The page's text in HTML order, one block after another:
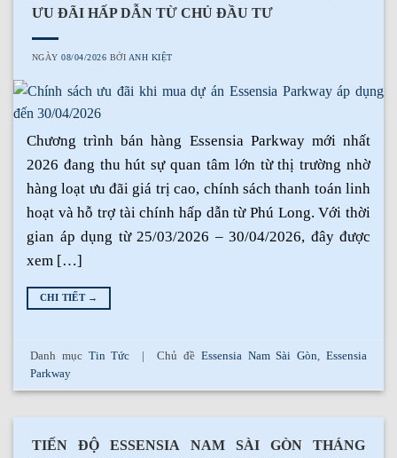
ƯU ĐÃI HẤP DẪN TỪ CHỦ ĐẦU TƯ
NGÀY08/04/2026 BỞI ANH KIỆT
Chương trình bán hàng Essensia Parkway mới nhất
2026 đang thu hút sự quan tâm lớn từ thị trường nhờ
hàng loạt ưu đãi giá trị cao, chính sách thanh toán linh
hoạt và hỗ trợ tài chính hấp dẫn từ Phú Long. Với thời
gian áp dụng từ 25/03/2026 – 30/04/2026, đây được
xem […]
CHI TIẾT →
Danh mục Tin Tức | Chủ đề Essensia Nam Sài Gòn
Essensia
Parkway
TIẾN ĐỘ ESSENSIA NAM SÀI GÒN THÁNG